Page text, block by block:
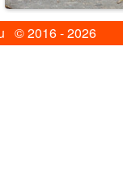
© 2016 - 2026